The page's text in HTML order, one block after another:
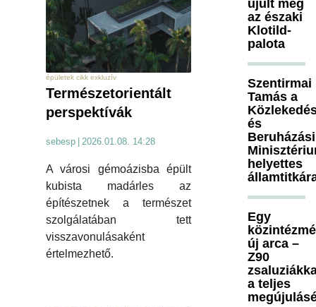
épületek cikk exkluzív
Természetorientált
perspektívák
sebesp | 2026.01.08. 14:28
A városi gémoázisba épült
kubista madárles az
építészetnek a természet
szolgálatában tett
visszavonulásaként
értelmezhető.
újult meg
az északi
Klotild-
palota
Szentirmai
Tamás a
és
Beruházási
helyettes
Egy
új arca –
Z90
a teljes